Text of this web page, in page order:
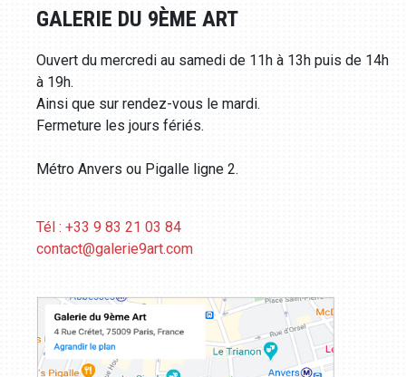
GALERIE DU 9ÈME ART
Ouvert du mercredi au samedi de 11h à 13h puis de 14h
à 19h.
Ainsi que sur rendez-vous le mardi.
Fermeture les jours fériés.
Métro Anvers ou Pigalle ligne 2.
Tél : +33 9 83 21 03 84
contact@galerie9art.com